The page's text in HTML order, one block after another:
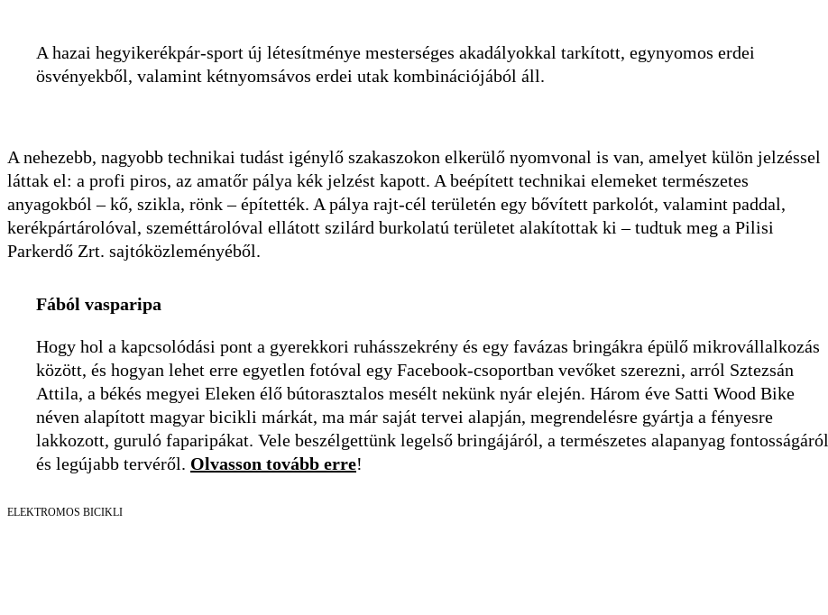
A hazai hegyikerékpár-sport új létesítménye mesterséges akadályokkal tarkított, egynyomos erdei
ösvényekből, valamint kétnyomsávos erdei utak kombinációjából áll.
A nehezebb, nagyobb technikai tudást igénylő szakaszokon elkerülő nyomvonal is van, amelyet külön jelzéssel
láttak el: a profi piros, az amatőr pálya kék jelzést kapott. A beépített technikai elemeket természetes
anyagokból – kő, szikla, rönk – építették. A pálya rajt-cél területén egy bővített parkolót, valamint paddal,
kerékpártárolóval, szeméttárolóval ellátott szilárd burkolatú területet alakítottak ki – tudtuk meg a Pilisi
Parkerdő Zrt. sajtóközleményéből.
Fából vasparipa
Hogy hol a kapcsolódási pont a gyerekkori ruhásszekrény és egy favázas bringákra épülő mikrovállalkozás
között, és hogyan lehet erre egyetlen fotóval egy Facebook-csoportban vevőket szerezni, arról Sztezsán
Attila, a békés megyei Eleken élő bútorasztalos mesélt nekünk nyár elején. Három éve Satti Wood Bike
néven alapított magyar bicikli márkát, ma már saját tervei alapján, megrendelésre gyártja a fényesre
lakkozott, guruló faparipákat. Vele beszélgettünk legelső bringájáról, a természetes alapanyag fontosságáról
és legújabb tervéről. Olvasson tovább erre!
ELEKTROMOS BICIKLI